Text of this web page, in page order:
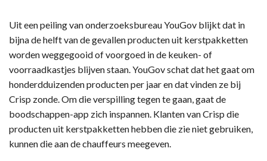
Uit een peiling van onderzoeksbureau YouGov blijkt dat in
bijna de helft van de gevallen producten uit kerstpakketten
worden weggegooid of voorgoed in de keuken- of
voorraadkastjes blijven staan. YouGov schat dat het gaat om
honderdduizenden producten per jaar en dat vinden ze bij
Crisp zonde. Om die verspilling tegen te gaan, gaat de
boodschappen-app zich inspannen. Klanten van Crisp die
producten uit kerstpakketten hebben die zie niet gebruiken,
kunnen die aan de chauffeurs meegeven.